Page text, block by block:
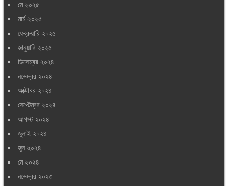
মে ২০২৫
মার্চ ২০২৫
ফেব্রুয়ারি ২০২৫
জানুয়ারি ২০২৫
ডিসেম্বর ২০২৪
নভেম্বর ২০২৪
অক্টোবর ২০২৪
সেপ্টেম্বর ২০২৪
আগস্ট ২০২৪
জুলাই ২০২৪
জুন ২০২৪
মে ২০২৪
নভেম্বর ২০২৩